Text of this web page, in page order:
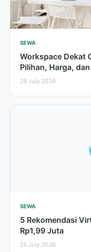
SEWA
Workspace Dekat
Pilihan, Harga,
26 July 2026
SEWA
5 Rekomendasi
Rp1,99 Juta
25 July 2026